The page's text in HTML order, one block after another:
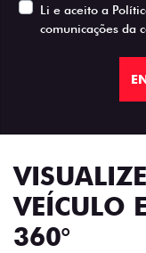
Li e aceito a
comunicações da
VEÍCULO
360°